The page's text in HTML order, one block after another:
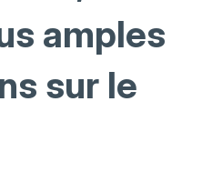
amples
sur le